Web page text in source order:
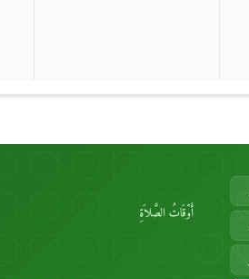
im Test
Testsieger aus unseren Top-